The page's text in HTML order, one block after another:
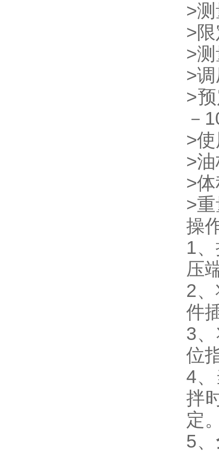
>
>
>
>
>
－
>
>
>
>
操
1
压
2
件
3
位
4
拌
定
5、